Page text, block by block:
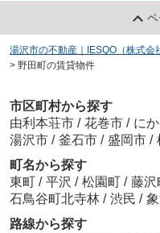
湯沢市の不動産｜IESQO（株式会
> 野田町の賃貸物件
市区町村から探す
由利本荘市 / 花巻市 / に
湯沢市 / 釜石市 / 盛岡市 /
町名から探す
東町 / 平沢 / 松園町 / 藤沢
石鳥谷町北寺林 / 渋民 /
路線から探す